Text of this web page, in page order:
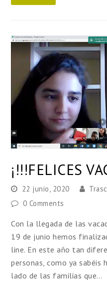
¡!!!FELICES
22 junio, 2020
0 Comments
Con la llegada de las
19 de junio hemos
line. En este año tan
personas, como ya
lado de las familias que…